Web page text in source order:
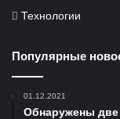
Технологии
Популярные
01.12.2021
Обнаружены две